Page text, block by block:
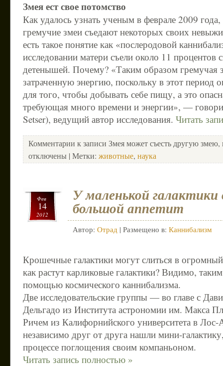
Змея ест свое потомство
Как удалось узнать ученым в феврале 2009
гремучие змеи съедают некоторых своих
есть такое понятие как «послеродовой
исследовании матери съели около 11 процентов
детенышей. Почему? «Таким образом гремучая
затраченную энергию, поскольку в этот период
для того, чтобы добывать себе пищу, а это
требующая много времени и энергии», —
Setser), ведущий автор исследования. Читать
Комментарии к записи Змея может съесть другую змею,
отключены | Метки: животные, наука
Фев
14
2012
У маленькой
большой аппетит
Автор: Отрад | Размещено в: Каннибализм
Крошечные галактики могут слиться в
как растут карликовые галактики? Видимо,
помощью космического каннибализма.
Две исследовательские группы — во главе с
Дельгадо из Института астрономии им. Макса
Ричем из Калифорнийского университета в
независимо друг от друга нашли мини-
процессе поглощения своим компаньоном.
Читать запись полностью »